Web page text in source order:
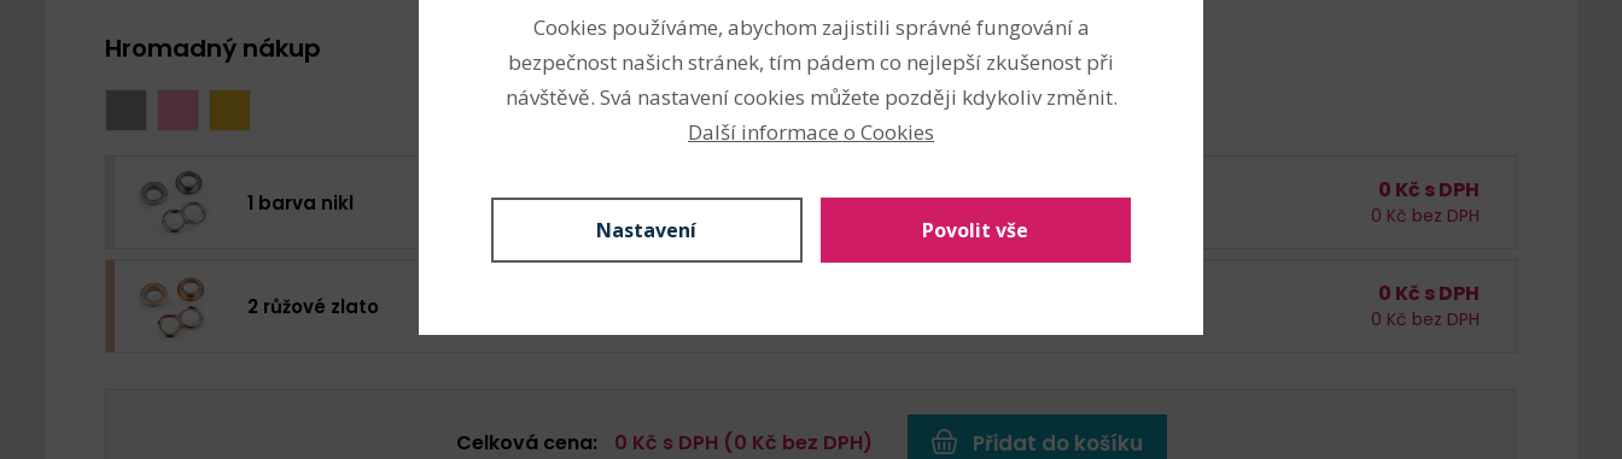
Hromadný nákup
1 barva nikl 10 pár (6,90 Kč s DPH / pár) bal. 0 Kč s DPH
0 Kč bez DPH
2 růžové zlato 0 Kč s DPH
0 Kč bez DPH
Celková cena: 0 Kč s DPH (0 Kč bez DPH) Přidat do košíku
Cookies používáme, abychom zajistili správné fungování a
bezpečnost našich stránek, tím pádem co nejlepší zkušenost při
návštěvě. Svá nastavení cookies můžete později kdykoliv změnit.
Další informace o Cookies
Nastavení Povolit vše